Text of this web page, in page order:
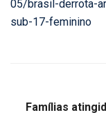
05/brasil-derrota-
sub-17-feminino
Famílias